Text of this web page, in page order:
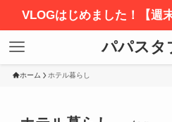
VLOGはじめました！【週
パパスタ
ホーム ホテル暮らし